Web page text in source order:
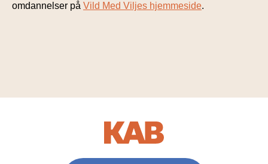
omdannelser på Vild Med Viljes hjemmeside.